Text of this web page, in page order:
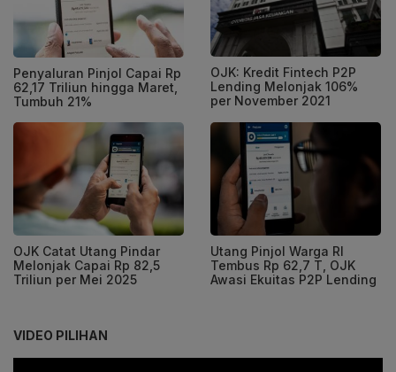
Penyaluran Pinjol Capai Rp
62,17 Triliun hingga Maret,
Tumbuh 21%
OJK: Kredit Fintech P2P
Lending Melonjak 106%
per November 2021
OJK Catat Utang Pindar
Melonjak Capai Rp 82,5
Triliun per Mei 2025
Utang Pinjol Warga RI
Tembus Rp 62,7 T, OJK
Awasi Ekuitas P2P Lending
VIDEO PILIHAN